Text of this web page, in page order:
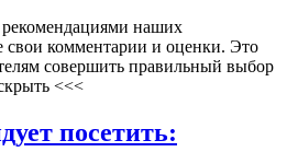
рекомендациями наших
свои комментарии и оценки. Это
совершить правильный выбор
<<<
посетить: